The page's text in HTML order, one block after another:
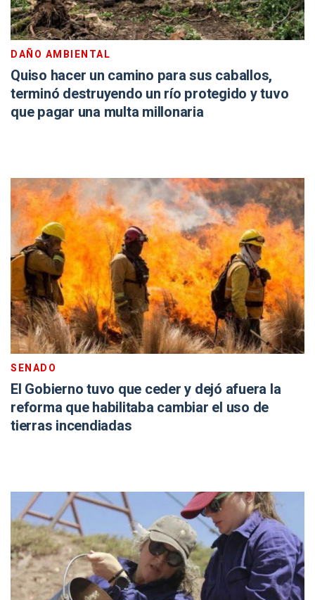
DAÑO AMBIENTAL
Quiso hacer un camino para sus caballos,
terminó destruyendo un río protegido y tuvo
que pagar una multa millonaria
SENADO
El Gobierno tuvo que ceder y dejó afuera la
reforma que habilitaba cambiar el uso de
tierras incendiadas